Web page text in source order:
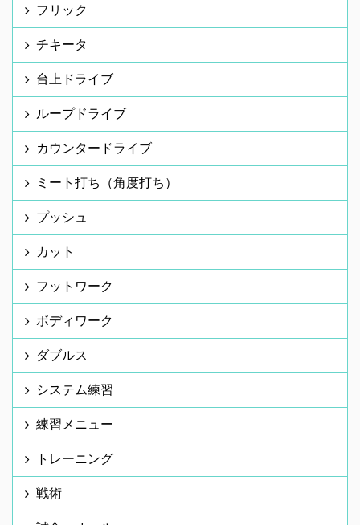
フリック
チキータ
台上ドライブ
ループドライブ
カウンタードライブ
ミート打ち（角度打ち）
プッシュ
カット
フットワーク
ボディワーク
ダブルス
システム練習
練習メニュー
トレーニング
戦術